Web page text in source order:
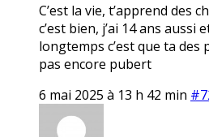
C’est la vie, t’apprend des
c’est bien, j’ai 14 ans aussi
longtemps c’est que ta des
pas encore pubert
6 mai 2025 à 13 h 42 min